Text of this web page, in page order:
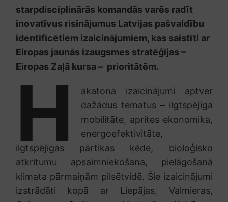
starpdisciplinārās komandās varēs radīt
inovatīvus risinājumus Latvijas pašvaldību
identificētiem izaicinājumiem, kas saistīti ar
Eiropas jaunās izaugsmes stratēģijas –
Eiropas Zaļā kursa – prioritātēm.
H
akatona izaicinājumi aptver
dažādus tematus – ilgtspējīga
mobilitāte, aprites ekonomika,
energoefektivitāte,
ilgtspējīgas pārtikas ķēde, bioloģisko
atkritumu apsaimniekošana, pielāgošanā
klimata pārmaiņām pilsētvidē. Šie izaicinājumi
izstrādāti kopā ar Liepājas, Valmieras,